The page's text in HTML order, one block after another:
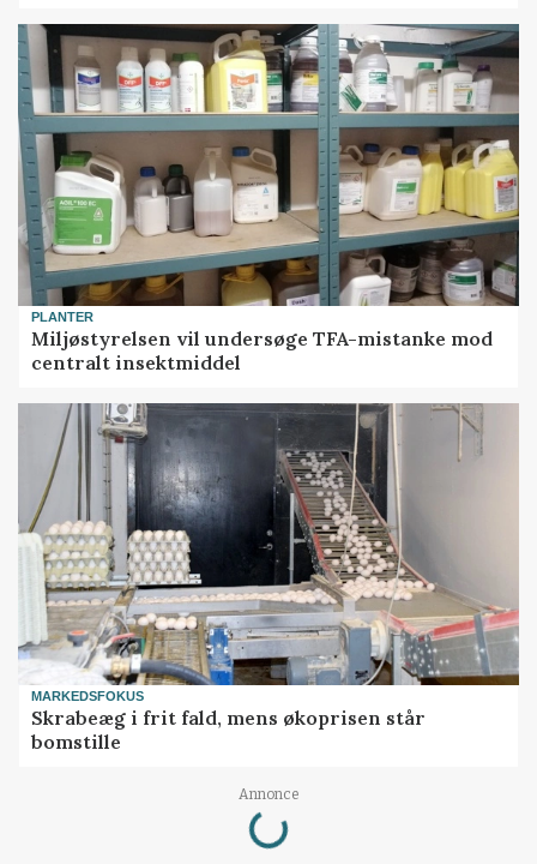
PLANTER
Miljøstyrelsen vil undersøge TFA-mistanke mod
centralt insektmiddel
MARKEDSFOKUS
Skrabeæg i frit fald, mens økoprisen står
bomstille
Annonce
Loading...